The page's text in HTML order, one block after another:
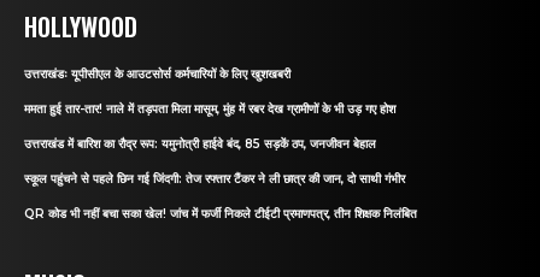
HOLLYWOOD
उत्तराखंडः यूपीसीएल के आउटसोर्स कर्मचारियों के लिए खुशखबरी
ममता हुई तार-तार! नाले में तड़पता मिला मासूम, मुंह में रबर देख ग्रामीणों के भी उड़ गए होश
उत्तराखंड में बारिश का रौद्र रूप: यमुनोत्री हाईवे बंद, 85 सड़कें ठप, जनजीवन बेहाल
स्कूल पहुंचने से पहले छिन गई जिंदगी: तेज रफ्तार टैंकर ने ली छात्र की जान, दो साथी गंभीर
QR कोड भी नहीं बचा सका खेल! जांच में फर्जी निकले टीईटी प्रमाणपत्र, तीन शिक्षक निलंबित